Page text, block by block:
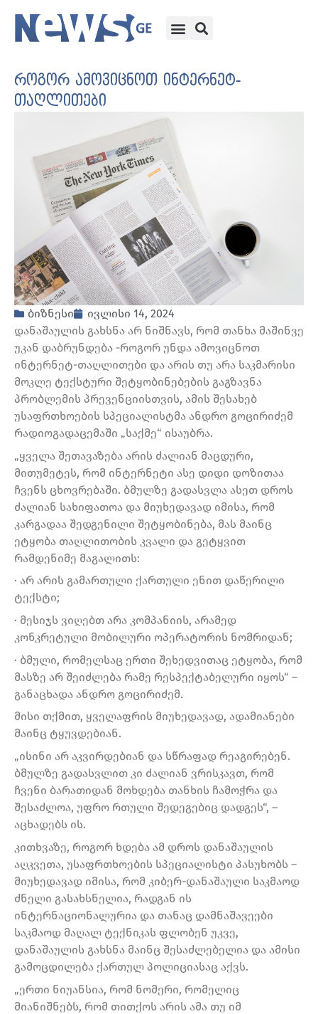
როგორ ამოვიცნოთ ინტერნეტ-
თაღლითები
ბიზნესი
ივლისი 14, 2024
დანაშაულის გახსნა არ ნიშნავს, რომ თანხა მაშინვე
უკან დაბრუნდება -როგორ უნდა ამოვიცნოთ
ინტერნეტ-თაღლითები და არის თუ არა საკმარისი
მოკლე ტექსტური შეტყობინებების გაგზავნა
პრობლემის პრევენციისთვის, ამის შესახებ
უსაფრთხოების სპეციალისტმა ანდრო გოცირიძემ
რადიოგადაცემაში „საქმე“ ისაუბრა.
„ყველა შეთავაზება არის ძალიან მაცდური,
მითუმეტეს, რომ ინტერნეტი ასე დიდი დოზითაა
ჩვენს ცხოვრებაში. ბმულზე გადასვლა ასეთ დროს
ძალიან სახიფათოა და მიუხედავად იმისა, რომ
კარგადაა შედგენილი შეტყობინება, მას მაინც
ეტყობა თაღლითობის კვალი და გეტყვით
რამდენიმე მაგალითს:
· არ არის გამართული ქართული ენით დაწერილი
ტექსტი;
· მესიჯს ვიღებთ არა კომპანიის, არამედ
კონკრეტული მობილური ოპერატორის ნომრიდან;
· ბმული, რომელსაც ერთი შეხედვითაც ეტყობა, რომ
მასზე არ შეიძლება რამე რესპექტაბელური იყოს“ –
განაცხადა ანდრო გოცირიძემ.
მისი თქმით, ყველაფრის მიუხედავად, ადამიანები
მაინც ტყუვდებიან.
„ისინი არ აკვირდებიან და სწრაფად რეაგირებენ.
ბმულზე გადასვლით კი ძალიან ვრისკავთ, რომ
ჩვენი ბარათიდან მოხდება თანხის ჩამოჭრა და
შესაძლოა, უფრო რთული შედეგებიც დადგეს“, –
აცხადებს ის.
კითხვაზე, როგორ ხდება ამ დროს დანაშაულის
აღკვეთა, უსაფრთხოების სპეციალისტი პასუხობს –
მიუხედავად იმისა, რომ კიბერ-დანაშაული საკმაოდ
ძნელი გასახსნელია, რადგან ის
ინტერნაციონალურია და თანაც დამნაშავეები
საკმაოდ მაღალ ტექნიკას ფლობენ უკვე,
დანაშაულის გახსნა მაინც შესაძლებელია და ამისი
გამოცდილება ქართულ პოლიციასაც აქვს.
„ერთი ნიუანსია, რომ ნომერი, რომელიც
მიანიშნებს, რომ თითქოს არის ამა თუ იმ